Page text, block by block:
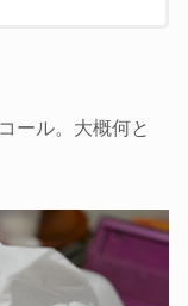
ール。大概何と